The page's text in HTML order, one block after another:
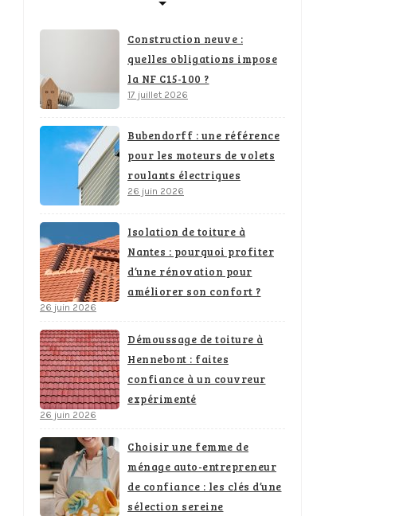
Construction neuve :
quelles obligations impose
la NF C15-100 ?
17 juillet 2026
Bubendorff : une référence
pour les moteurs de volets
roulants électriques
26 juin 2026
Isolation de toiture à
Nantes : pourquoi profiter
d’une rénovation pour
améliorer son confort ?
26 juin 2026
Démoussage de toiture à
Hennebont : faites
confiance à un couvreur
expérimenté
26 juin 2026
Choisir une femme de
ménage auto-entrepreneur
de confiance : les clés d’une
sélection sereine